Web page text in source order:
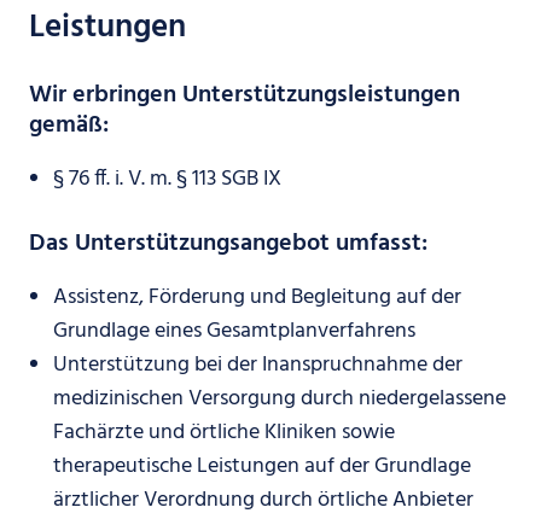
Leistungen
Wir erbringen Unterstützungsleistungen
gemäß:
§ 76 ff. i. V. m. § 113 SGB IX
Das Unterstützungsangebot umfasst:
Assistenz, Förderung und Begleitung auf der
Grundlage eines Gesamtplanverfahrens
Unterstützung bei der Inanspruchnahme der
medizinischen Versorgung durch niedergelassene
Fachärzte und örtliche Kliniken sowie
therapeutische Leistungen auf der Grundlage
ärztlicher Verordnung durch örtliche Anbieter